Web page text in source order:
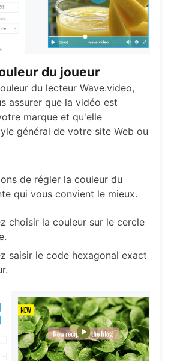
du joueur
du lecteur Wave.video,
assurer que la vidéo est
marque et qu'elle
général de votre site Web ou
de régler la couleur du
qui vous convient le mieux.
choisir la couleur sur le cercle
saisir le code hexagonal exact